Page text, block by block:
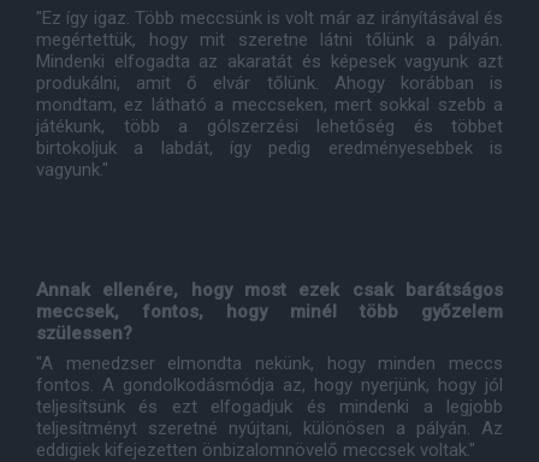
"Ez így igaz. Több meccsünk is volt már az irányításával és
megértettük, hogy mit szeretne látni tőlünk a pályán.
Mindenki elfogadta az akaratát és képesek vagyunk azt
produkálni, amit ő elvár tőlünk. Ahogy korábban is
mondtam, ez látható a meccseken, mert sokkal szebb a
játékunk, több a gólszerzési lehetőség és többet
birtokoljuk a labdát, így pedig eredményesebbek is
vagyunk."
Annak ellenére, hogy most ezek csak barátságos
meccsek, fontos, hogy minél több győzelem
szülessen?
"A menedzser elmondta nekünk, hogy minden meccs
fontos. A gondolkodásmódja az, hogy nyerjünk, hogy jól
teljesítsünk és ezt elfogadjuk és mindenki a legjobb
teljesítményt szeretné nyújtani, különösen a pályán. Az
eddigiek kifejezetten önbizalomnövelő meccsek voltak."